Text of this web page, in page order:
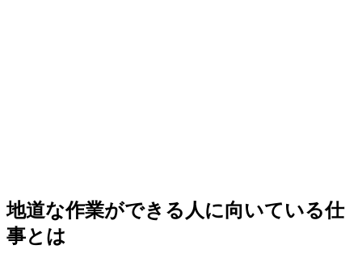
地道な作業ができる人に向いている仕
事とは